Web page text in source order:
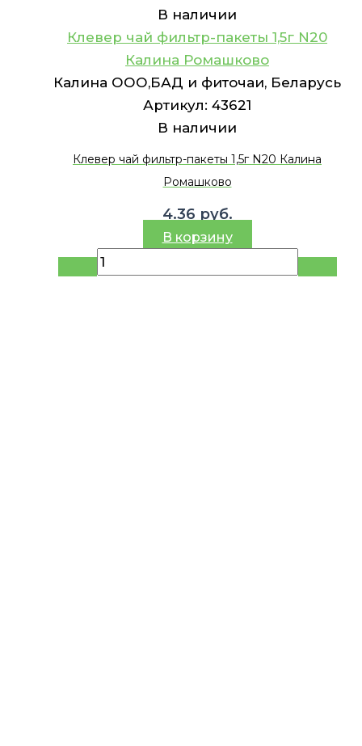
В наличии
Клевер чай фильтр-пакеты 1,5г N20
Калина Ромашково
Калина ООО,БАД и фиточаи, Беларусь
Артикул: 43621
В наличии
Клевер чай фильтр-пакеты 1,5г N20 Калина
Ромашково
4.36 руб.
В корзину